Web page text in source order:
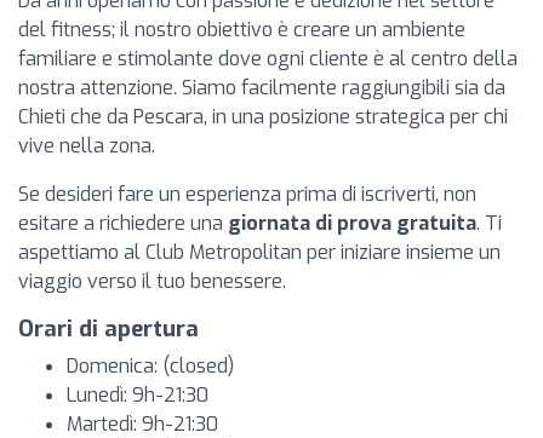
del fitness; il nostro obiettivo è creare un ambiente
familiare e stimolante dove ogni cliente è al centro della
nostra attenzione. Siamo facilmente raggiungibili sia da
Chieti che da Pescara, in una posizione strategica per chi
vive nella zona.
Se desideri fare un esperienza prima di iscriverti, non
esitare a richiedere una giornata di prova gratuita. Ti
aspettiamo al Club Metropolitan per iniziare insieme un
viaggio verso il tuo benessere.
Orari di apertura
Domenica: (closed)
Lunedì: 9h-21:30
Martedì: 9h-21:30